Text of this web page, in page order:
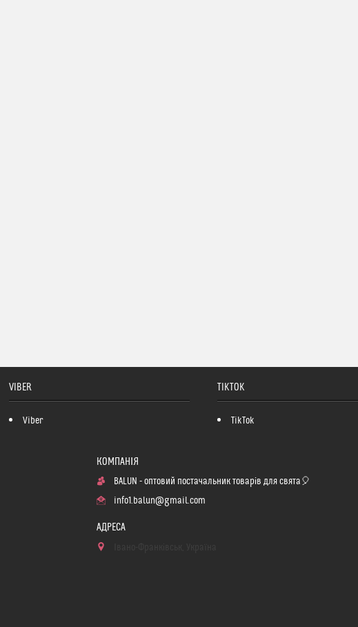
VIBER
Viber
TIKTOK
TikTok
BALUN - оптовий постачальник товарів для свята🎈
info1.balun@gmail.com